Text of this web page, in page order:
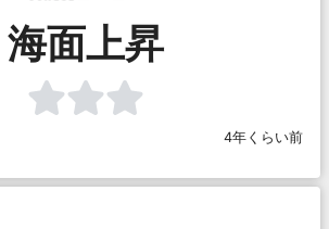
海面上昇
4年くらい前